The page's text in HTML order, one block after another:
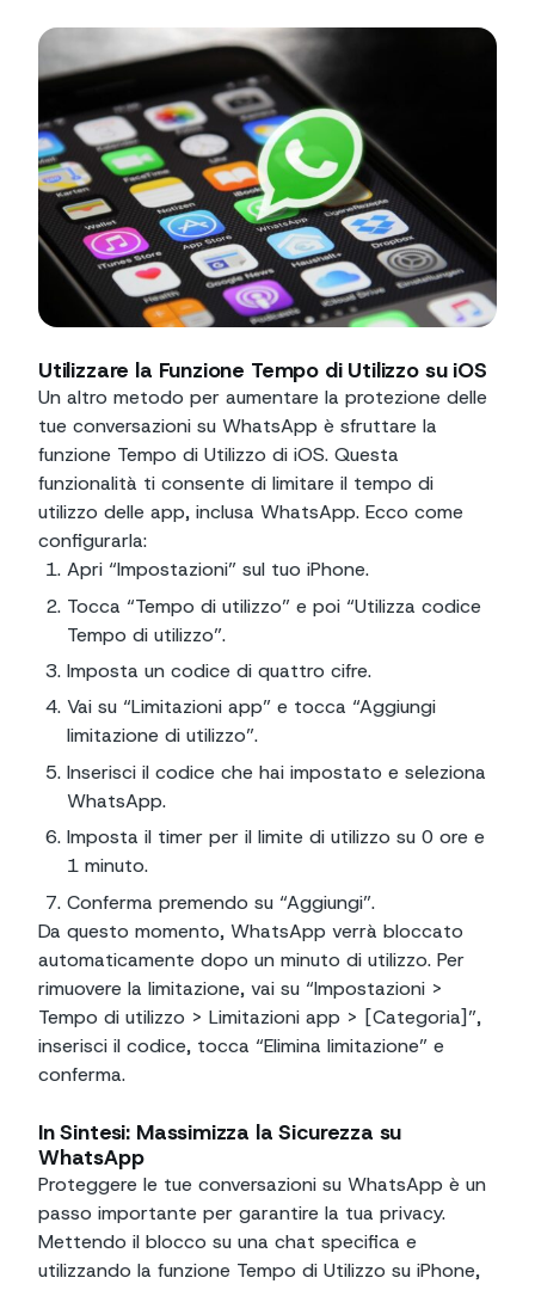
Utilizzare la Funzione Tempo di Utilizzo su iOS
Un altro metodo per aumentare la protezione delle
tue conversazioni su WhatsApp è sfruttare la
funzione Tempo di Utilizzo di iOS. Questa
funzionalità ti consente di limitare il tempo di
utilizzo delle app, inclusa WhatsApp. Ecco come
configurarla:
Apri “Impostazioni” sul tuo iPhone.
Tocca “Tempo di utilizzo” e poi “Utilizza codice
Tempo di utilizzo”.
Imposta un codice di quattro cifre.
Vai su “Limitazioni app” e tocca “Aggiungi
limitazione di utilizzo”.
Inserisci il codice che hai impostato e seleziona
WhatsApp.
Imposta il timer per il limite di utilizzo su 0 ore e
1 minuto.
Conferma premendo su “Aggiungi”.
Da questo momento, WhatsApp verrà bloccato
automaticamente dopo un minuto di utilizzo. Per
rimuovere la limitazione, vai su “Impostazioni >
Tempo di utilizzo > Limitazioni app > [Categoria]”,
inserisci il codice, tocca “Elimina limitazione” e
conferma.
In Sintesi: Massimizza la Sicurezza su
WhatsApp
Proteggere le tue conversazioni su WhatsApp è un
passo importante per garantire la tua privacy.
Mettendo il blocco su una chat specifica e
utilizzando la funzione Tempo di Utilizzo su iPhone,